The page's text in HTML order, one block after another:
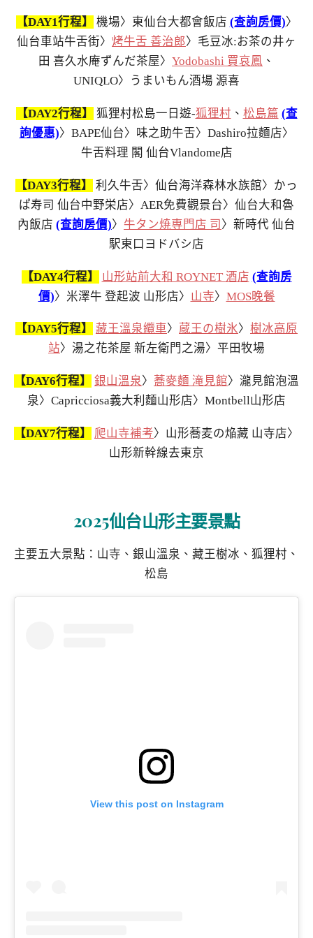
【DAY1行程】 機場〉東仙台大都會飯店 (查詢房價)〉
仙台車站牛舌街〉 烤牛舌 善治郎〉毛豆冰:お茶の井ヶ
田 喜久水庵ずんだ茶屋〉 Yodobashi 買哀鳳 、
UNIQLO〉うまいもん酒場 源喜
【DAY2行程】 狐狸村松島一日遊-狐狸村 、 松島篇 (查
詢優惠)〉BAPE仙台〉味之助牛舌〉Dashiro拉麵店〉
牛舌料理 閣 仙台Vlandome店
【DAY3行程】
利久牛舌〉仙台海洋森林水族館〉かっ
ぱ寿司 仙台中野栄店〉AER免費觀景台〉仙台大和魯
內飯店 (查詢房價)〉 牛タン焼専門店 司 〉新時代 仙台
駅東口ヨドバシ店
【DAY4行程】 山形站前大和 ROYNET 酒店 (查詢房
價)〉米澤牛 登起波 山形店〉 山寺〉 MOS晚餐
【DAY5行程】 藏王溫泉纜車〉 蔵王の樹氷〉 樹冰高原
站〉湯之花茶屋 新左衛門之湯〉平田牧場
【DAY6行程】 銀山溫泉〉 蕎麥麵 滝見館〉瀧見館泡溫
泉〉Capricciosa義大利麵山形店〉Montbell山形店
【DAY7行程】 爬山寺補考〉山形蕎麦の焔藏 山寺店〉
山形新幹線去東京
2025仙台山形主要景點
主要五大景點：山寺、銀山溫泉、藏王樹冰、狐狸村、
松島
View this post on Instagram